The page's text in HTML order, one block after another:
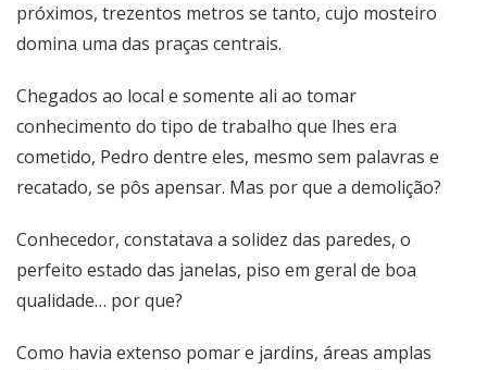
próximos, trezentos metros se tanto, cujo mosteiro
domina uma das praças centrais.
Chegados ao local e somente ali ao tomar
conhecimento do tipo de trabalho que lhes era
cometido, Pedro dentre eles, mesmo sem palavras e
recatado, se pôs apensar. Mas por que a demolição?
Conhecedor, constatava a solidez das paredes, o
perfeito estado das janelas, piso em geral de boa
qualidade… por que?
Como havia extenso pomar e jardins, áreas amplas